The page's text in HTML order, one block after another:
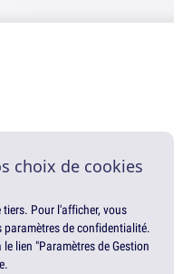
choix de cookies
Pour l'afficher, vous
paramètres de confidentialité.
lien "Paramètres de Gestion